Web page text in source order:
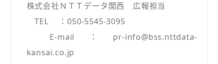
株式会社ＮＴＴデータ関西 広報担当
TEL ：050-5545-3095
E-mail：pr-info@bss.nttdata-
kansai.co.jp